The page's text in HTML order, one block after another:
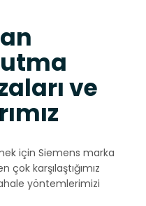
ve
için Siemens marka
çok karşılaştığımız
yöntemlerimizi